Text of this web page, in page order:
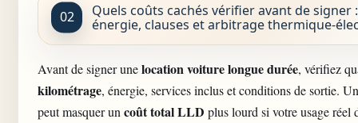
Quels coûts cachés vérifier avant de signer
énergie, clauses et arbitrage thermique-
Avant de signer unelocation voiture longue durée, vérifiez
kilométrage, énergie, services inclus et conditions de sortie.
peut masquer uncoût total LLD plus lourd si votre usage réel